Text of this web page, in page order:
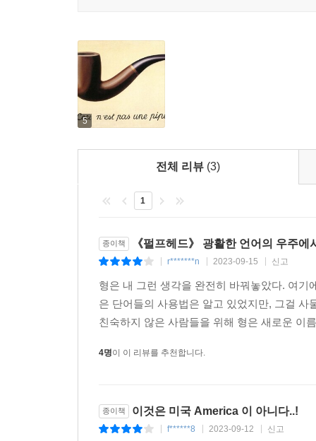
데라는 이야기가 아니다. 거기에는 거기라고 할
로 나오는 곳이다. 아무것도 없는, 아무것도 아닌
윌리엄 브루스 로즈 주니어, 윌리엄 브루스 베일
--- pp.200~202
우리는 9?12 행진의 일부 구간을 함께 지켜봤고,
난하고 있었다. (…) 그렇지 않으면 이 시민들이 “
어? 그들 가운데 상당수가 휠체어를 타고 있거나
사회가 보장하는 의료제도에 자신들의 생명을
밖에 없어.
공교롭게도, 우리의 위대한 건국의 아버지 벤저
전기에 관한 그의 첫 논문이 발표된 1751년 즈음
에서 목격한 진일보한 진료 방식을 모델로 삼아
난파로 인해 그는 자신이 수집한 자료들과 가족,
번지는데, 그 효과는 상상을 넘어서는 것이어서,
스위치를 올린 것처럼 보인다. 지금도 딱 그랬
천지였고, 내 앞과 저 멀리 아래에는 타오르는 촛
영토 안에 그대로 멈춰 서 있었다._70~71쪽
〈뉴요커〉에서는 설리번을 레이먼드 카버에
울프, 데이비드 포스터 월리스, 헌터 S. 톰슨,
설리번은 처음 글을 쓰기 시작하던 시절부터 줄
아버지가 쓰는 글들은 정말 이상했어요. 그 글들
나는 그가 작가가 되는 데 아버지가 어떤 역할을
“아버지는 가장 영리하고 훌륭한 방법을 취했
내가 물었다. “당신은 이런 이상한 사람들을 찾
“자신의 기본적인 인간성마저도 들여다보기 어
할 일이라는 아주 분명한 사실을 깨닫게 해주거든
5
전체 리뷰 (3)
1
종이책 《펄프헤드》 광활한 언어의 우주에
r*******n 2023-09-15 신고
형은 내 그런 생각을 완전히 바꿔놓았다. 여
은 단어들의 사용법은 알고 있었지만, 그걸
친숙하지 않은 사람들을 위해 형은 새로운 이
4명이 이 리뷰를 추천합니다.
종이책 이것은 미국 America 이 아니다..!
f******8 2023-09-12 신고